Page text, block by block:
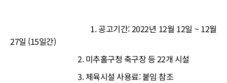
1. 공고기간: 2022년 12월 12일 ~ 12월
27일 (15일간)
2. 미추홀구청 축구장 등 22개 시설
3. 체육시설 사용료: 붙임 참조